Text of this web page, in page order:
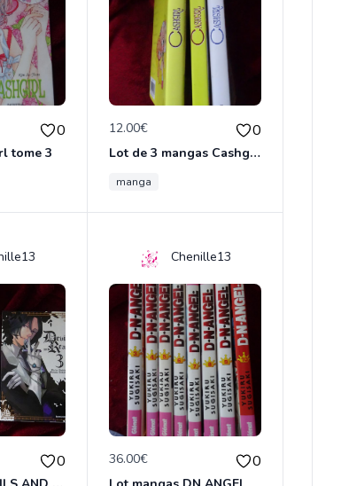
0
tome 3
12.00€ 0
Lot de 3 mangas Cashgirl
manga
0
Chenille13
36.00€ 0